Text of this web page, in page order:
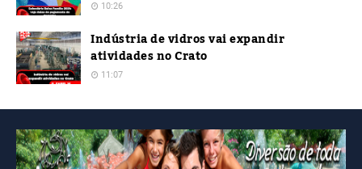
10:26
Indústria de vidros vai expandir
atividades no Crato
11:07